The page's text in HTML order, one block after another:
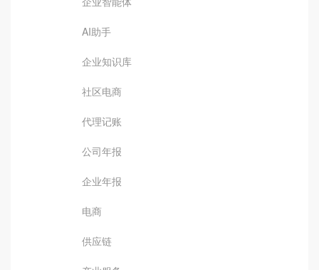
AI助手
企业知识库
社区电商
代理记账
公司年报
企业年报
电商
供应链